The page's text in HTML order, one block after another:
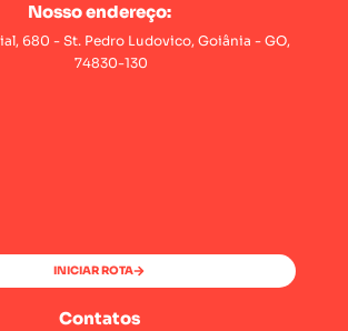
Nosso endereço:
680 - St. Pedro Ludovico, Goiânia - GO,
74830-130
INICIAR ROTA
Contatos